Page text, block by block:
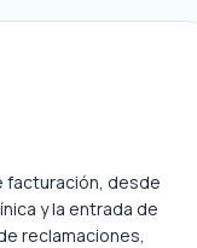
facturación, desde
y la entrada de
reclamaciones,